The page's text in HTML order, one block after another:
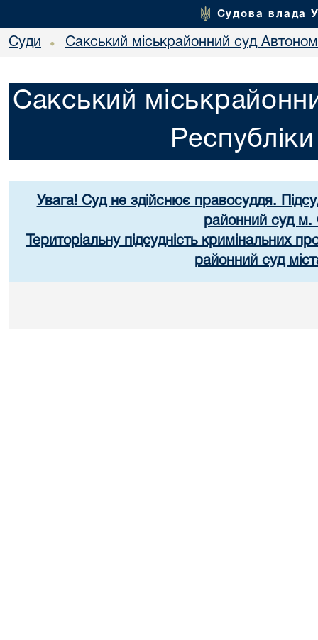
Судова влада
Суди • Сакський міськрайонний суд
Сакський
Увага! Суд не здійснює правосуддя.
районний суд м.
Територіальну підсудність кримінальних
районний суд